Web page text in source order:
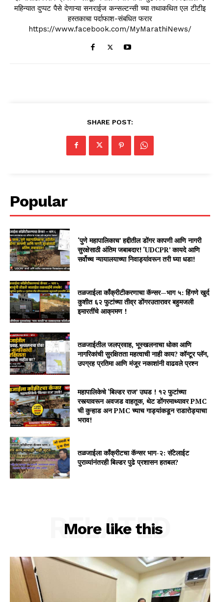
महिन्यात दुप्पट पैसे देणाऱ्या सनराईज कन्सल्टन्सी च्या तथाकथित एल टीटीइ
हस्तकाचा पर्दाफाश-संबधित फरार
https://www.facebook.com/MyMarathiNews/
SHARE POST:
Popular
‘पुणे महापालिकाच’ हद्दीतील डोंगर कापणी आणि नागरी
सुरक्षेसाठी अंतिम जबाबदार! ‘UDCPR’ कायदे आणि
सर्वोच्च न्यायालयाच्या निवाड्यांवरून तरी घ्या धडा!
तळजाईला काँक्रीटीकरणाचा कॅन्सर—भाग ५: हिंगणे खुर्द
कुशीत ६२ फुटांच्या तीव्र डोंगरउतारावर बहुमजली
इमारतींचे आक्रमण !
तळजाईतील जलप्रवाह, भूस्खलनाचा धोका आणि
नागरिकांची सुरक्षितता महत्वाची नाही काय? कॉन्टूर प्लॅन,
उपग्रह प्रतिमा आणि मंजूर नकाशांनी वाढवले प्रश्न
महापालिकेचे ‘बिल्डर राज’ उघड ! १२ फुटांच्या
रस्त्यावरून अवजड वाहतूक, थेट डोंगरमाथ्यावर PMC
ची कुऱ्हाड अन PMC च्याच गाड्यांकडून राडारोड्याचा
भराव!
तळजाईला कॉंक्रीटचा कॅन्सर भाग-२: सॅटेलाईट
पुराव्यांनंतरही बिल्डर पुढे प्रशासन हतबल?
More like this
RELATED